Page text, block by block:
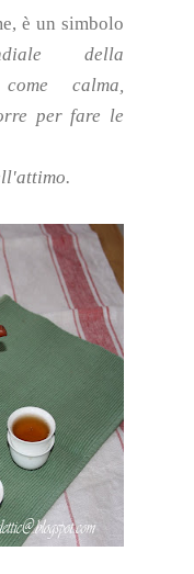
è un simbolo
della
calma,
per fare le